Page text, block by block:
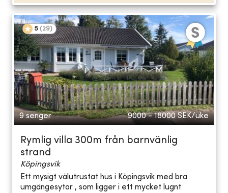
5 (29)
9 senger 9000 - 18000 SEK/uke
Rymlig villa 300m från barnvänlig
strand
Köpingsvik
Ett mysigt välutrustat hus i Köpingsvik med bra
umgängesytor , som ligger i ett mycket lugnt